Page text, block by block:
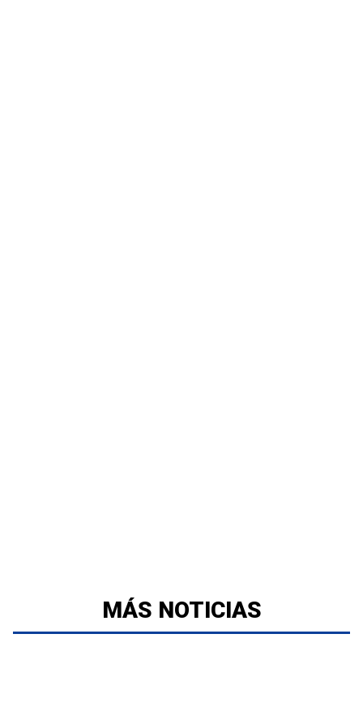
MÁS NOTICIAS